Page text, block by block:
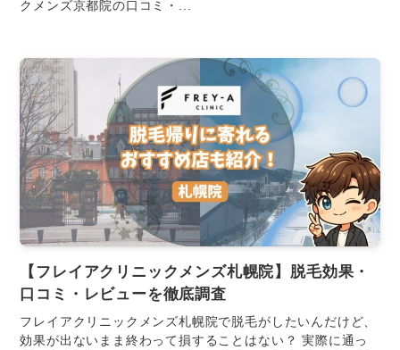
クメンズ京都院の口コミ・...
【フレイアクリニックメンズ札幌院】脱毛効果・
口コミ・レビューを徹底調査
フレイアクリニックメンズ札幌院で脱毛がしたいんだけど、
効果が出ないまま終わって損することはない？ 実際に通っ